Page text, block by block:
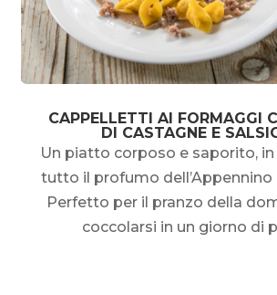
CAPPELLETTI AI FORMAGGI
DI CASTAGNE E
Un piatto corposo e saporito, in
tutto il profumo
Perfetto per il pranzo della
coccolarsi in un giorno di